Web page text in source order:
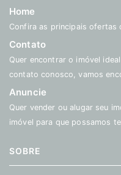
Home
Confira as principais ofertas
Contato
Quer encontrar o imóvel
contato conosco, vamos
Anuncie
Quer vender ou alugar seu
imóvel para que possamos
SOBRE